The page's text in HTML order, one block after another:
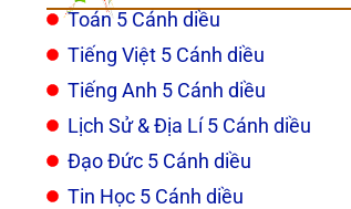
Toán 5 Cánh diều
Tiếng Việt 5 Cánh diều
Tiếng Anh 5 Cánh diều
Lịch Sử & Địa Lí 5 Cánh diều
Đạo Đức 5 Cánh diều
Tin Học 5 Cánh diều